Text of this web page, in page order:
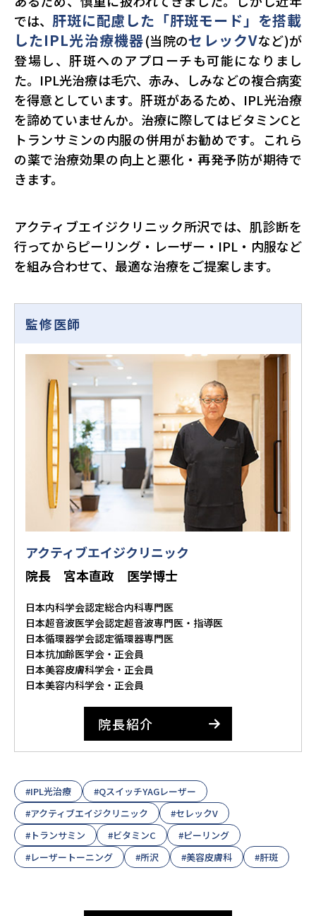
では、 肝斑に配慮した「肝斑モード」を搭載
したIPL光治療機器(当院のセレックVなど)が
登場し、肝斑へのアプローチも可能になりまし
た。IPL光治療は毛穴、赤み、しみなどの複合病変
を得意としています。肝斑があるため、IPL光治療
を諦めていませんか。治療に際してはビタミンCと
トランサミンの内服の併用がお勧めです。これら
の薬で治療効果の向上と悪化・再発予防が期待で
きます。
アクティブエイジクリニック所沢では、肌診断を
行ってからピーリング・レーザー・IPL・内服など
を組み合わせて、最適な治療をご提案します。
監修医師
アクティブエイジクリニック
院長 宮本直政 医学博士
日本内科学会認定総合内科専門医
日本超音波医学会認定超音波専門医・指導医
日本循環器学会認定循環器専門医
日本抗加齢医学会・正会員
日本美容皮膚科学会・正会員
日本美容内科学会・正会員
院長紹介
#IPL光治療
#QスイッチYAGレーザー
#アクティブエイジクリニック
#セレックV
#トランサミン
#ビタミンC
#ピーリング
#レーザートーニング
#所沢 #美容皮膚科 #肝斑